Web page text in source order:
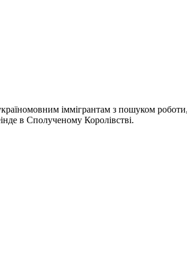
іммігрантам з пошуком
в Сполученому Королівстві.